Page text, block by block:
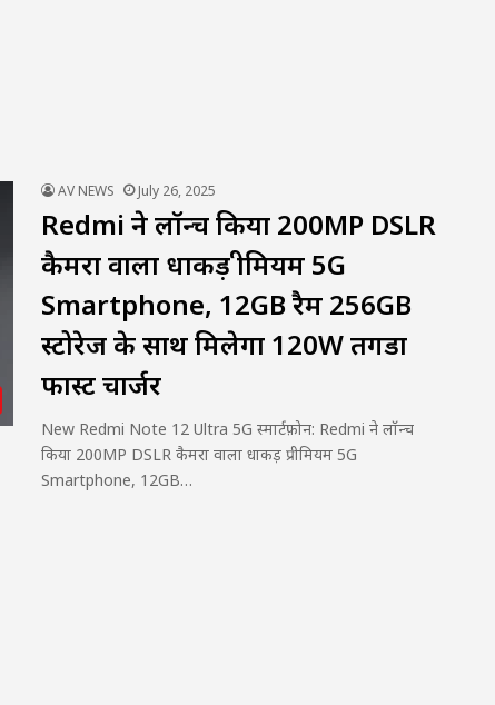
AV NEWS July 26, 2025
Redmi ने लॉन्च किया 200MP DSLR
कैमरा वाला धाकड़ प्रीमियम 5G
Smartphone, 12GB रैम 256GB
स्टोरेज के साथ मिलेगा 120W तगडा
फास्ट चार्जर
New Redmi Note 12 Ultra 5G स्मार्टफ़ोन: Redmi ने लॉन्च
किया 200MP DSLR कैमरा वाला धाकड़ प्रीमियम 5G
Smartphone, 12GB…